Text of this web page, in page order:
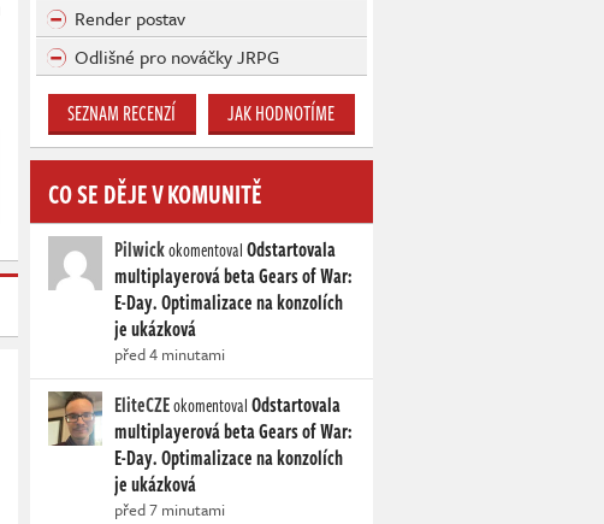
Render postav
Odlišné pro nováčky JRPG
SEZNAM RECENZÍ JAK HODNOTÍME
CO SE DĚJE V KOMUNITĚ
PilwickokomentovalOdstartovala
multiplayerová beta Gears of War:
E-Day. Optimalizace na konzolích
je ukázková
před 4 minutami
EliteCZEokomentovalOdstartovala
multiplayerová beta Gears of War:
E-Day. Optimalizace na konzolích
je ukázková
před 7 minutami